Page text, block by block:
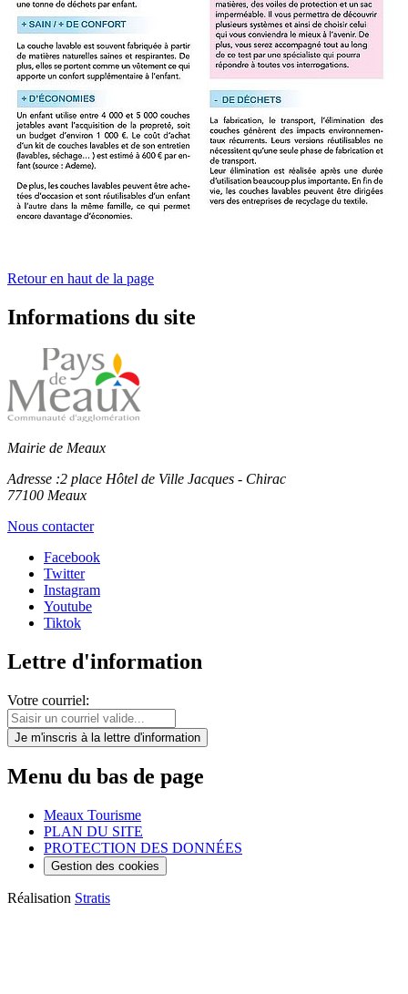
Retour en haut de la page
Informations du site
Mairie de Meaux
Adresse :2 place Hôtel de Ville Jacques - Chirac
77100 Meaux
Nous contacter
Facebook
Twitter
Instagram
Youtube
Tiktok
Lettre d'information
Votre courriel:
Je m'inscris à la lettre d'information
Menu du bas de page
Meaux Tourisme
PLAN DU SITE
PROTECTION DES DONNÉES
Gestion des cookies
Réalisation Stratis